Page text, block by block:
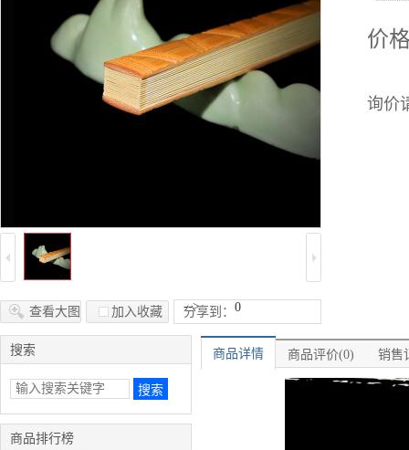
查看大图 加入收藏 分享到： 0
-->
价
询价
搜索
商品排行榜
商品详情 商品评价(0) 销售